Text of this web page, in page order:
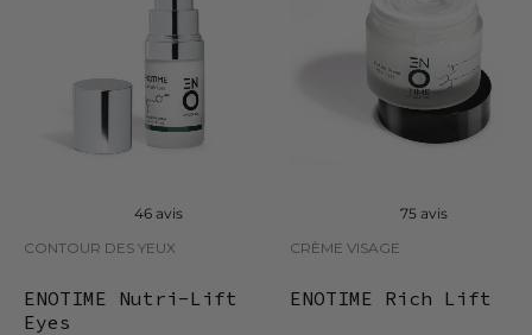
46 avis
CONTOUR DES YEUX
ENOTIME Nutri-Lift
Eyes
75 avis
CRÈME VISAGE
ENOTIME Rich Lift